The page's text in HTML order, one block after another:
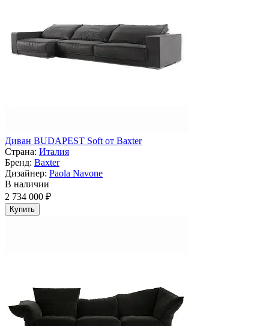
Диван BUDAPEST Soft от Baxter
Страна: Италия
Бренд: Baxter
Дизайнер: Paola Navone
В наличии
2 734 000 ₽
Купить